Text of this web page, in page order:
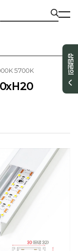
상담문의
5700K